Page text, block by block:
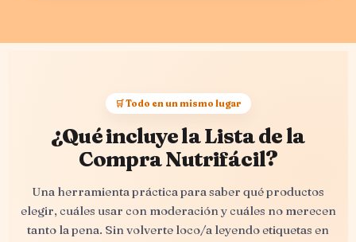
🛒 Todo en un mismo lugar
¿Qué incluye la Lista de la
Compra Nutrifácil?
Una herramienta práctica para saber qué productos
elegir, cuáles usar con moderación y cuáles no merecen
tanto la pena. Sin volverte loco/a leyendo etiquetas en